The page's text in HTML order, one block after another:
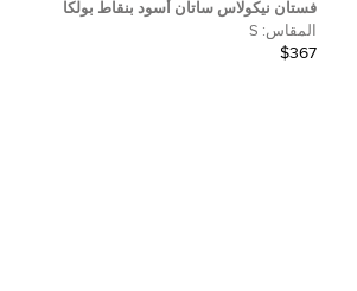
فستان نيكولاس ساتان أسود بنقاط بولكا
مغلف غاليرا مقاس متوسط
المقاس: S
$367